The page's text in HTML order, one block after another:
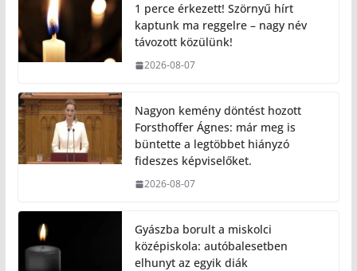
1 perce érkezett! Szörnyű hírt
kaptunk ma reggelre – nagy név
távozott közülünk!
2026-08-07
Nagyon kemény döntést hozott
Forsthoffer Ágnes: már meg is
büntette a legtöbbet hiányzó
fideszes képviselőket.
2026-08-07
Gyászba borult a miskolci
középiskola: autóbalesetben
elhunyt az egyik diák